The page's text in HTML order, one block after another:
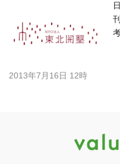
2013年7月16日 12時